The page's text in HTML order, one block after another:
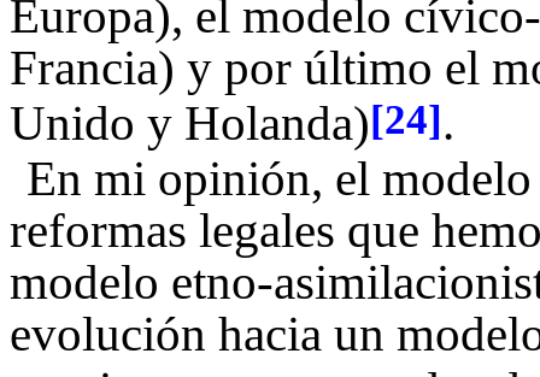
Europa), el modelo
Francia) y por último el
Unido y Holanda)[24].
En mi opinión, el modelo
reformas legales que
modelo etno-
evolución hacia un